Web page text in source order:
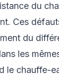
du
Ces
du
les
le chauffe-